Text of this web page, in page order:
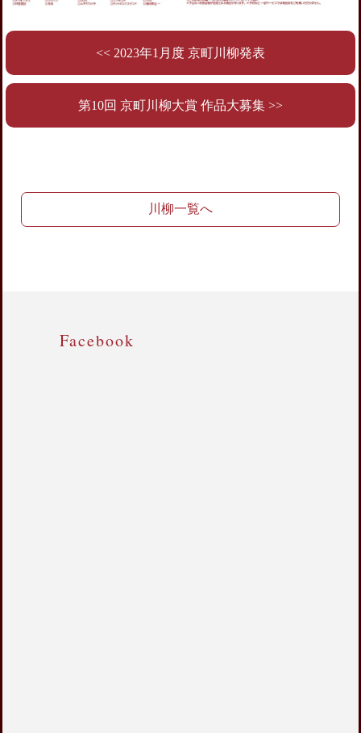
<< 2023年1月度 京町川柳発表
第10回 京町川柳大賞 作品大募集 >>
川柳一覧へ
Facebook